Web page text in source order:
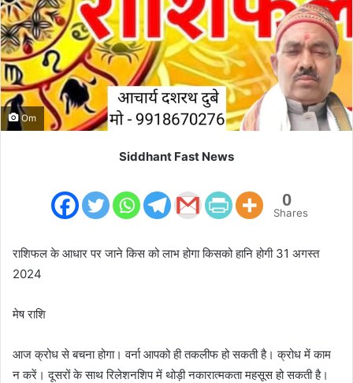
a
i
l
Om
Siddhant Fast News
0
Shares
राशिफल के आधार पर जाने किस को लाभ होगा किसको हानि होगी 31 अगस्त
2024
मेष राशि
आज क्रोध से बचना होगा। वर्ना आपको ही तकलीफ हो सकती है। क्रोध में काम
न करें। दूसरों के साथ रिलेशनशिप में थोड़ी नकारात्मकता महसूस हो सकती है।